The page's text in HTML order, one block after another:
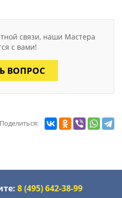
связи, наши Мастера
с вами!
ВОПРОС
Поделиться:
8 (495) 642-38-99